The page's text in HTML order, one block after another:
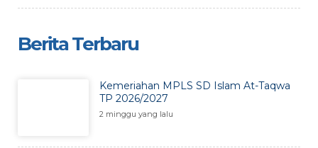
Berita Terbaru
Kemeriahan MPLS SD Islam At-Taqwa
TP 2026/2027
2 minggu yang lalu